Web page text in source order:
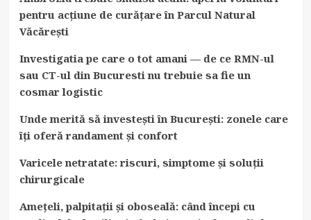
pentru acțiune de curățare în Parcul Natural
Văcărești
Investigatia pe care o tot amani — de ce RMN-ul
sau CT-ul din Bucuresti nu trebuie sa fie un
cosmar logistic
Unde merită să investești în București: zonele care
îți oferă randament și confort
Varicele netratate: riscuri, simptome și soluții
chirurgicale
Amețeli, palpitații și oboseală: când începi cu